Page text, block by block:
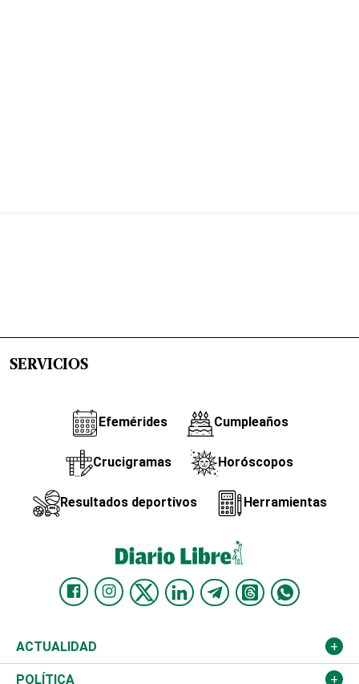
SERVICIOS
Efemérides Cumpleaños
Crucigramas Horóscopos
Resultados deportivos Herramientas
ACTUALIDAD
Nacional
POLÍTICA